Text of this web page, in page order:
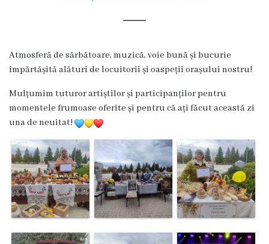
de
audiență
Primarul
Aparatul
primăriei
Competențele
primarului
Atmosferă de sărbătoare, muzică, voie bună și bucurie
împărtășită alături de locuitorii și oaspeții orașului nostru!
Mulțumim tuturor artiștilor și participanților pentru
momentele frumoase oferite și pentru că ați făcut această zi
una de neuitat!